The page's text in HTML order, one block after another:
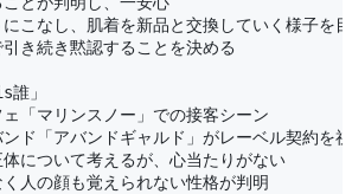
こなし、肌着を新品と交換していく様子を
き続き黙認することを決める
誰」
「マリンスノー」での接客シーン
ド「アバンドギャルド」がレーベル契約を
について考えるが、心当たりがない
人の顔も覚えられない性格が判明